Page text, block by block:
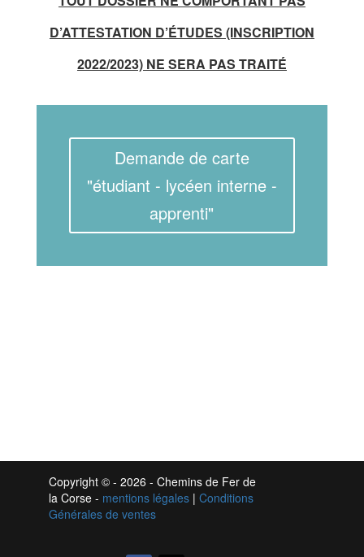
D’ATTESTATION D’ÉTUDES (INSCRIPTION
2022/2023) NE SERA PAS TRAITÉ
Demande de carte
"étudiant - lycéen interne -
apprenti"
Copyright © - 2026 - Chemins de Fer de
la Corse - mentions légales| Conditions
Générales de ventes